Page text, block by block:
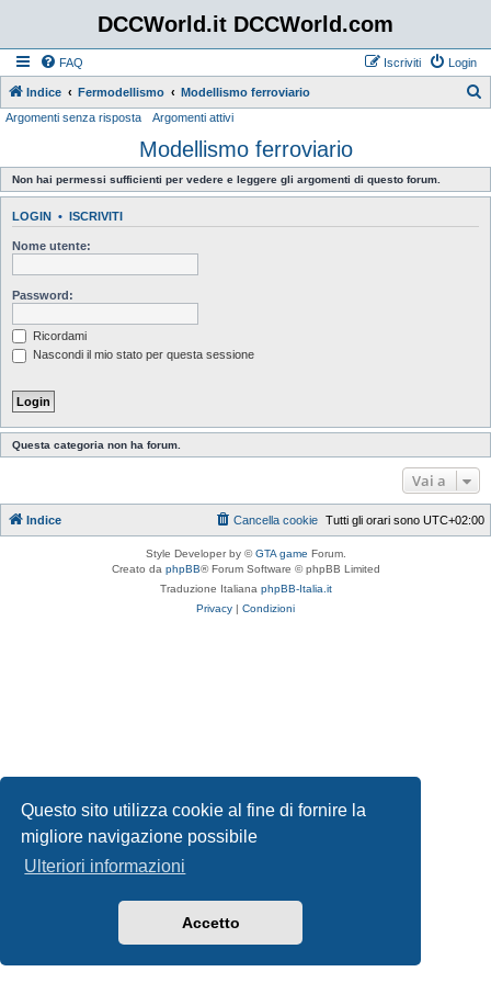
Questo sito utilizza cookie al fine di fornire la
migliore navigazione possibile
Ulteriori informazioni
Accetto
DCCWorld.it DCCWorld.com
FAQ Login
Iscriviti
Indice Fermodellismo Modellismo ferroviario
c
a
Argomenti senza risposta Argomenti attivi
Modellismo ferroviario
Non hai permessi sufficienti per vedere e leggere gli argomenti di questo forum.
LOGIN • ISCRIVITI
Nome utente:
Password:
Ricordami
Nascondi il mio stato per questa sessione
Questa categoria non ha forum.
Vai a
Indice Tutti gli orari sono UTC+02:00
Cancella cookie
Style Developer by ©GTA game Forum.
Creato da phpBB® Forum Software © phpBB Limited
Traduzione Italiana phpBB-Italia.it
Privacy | Condizioni